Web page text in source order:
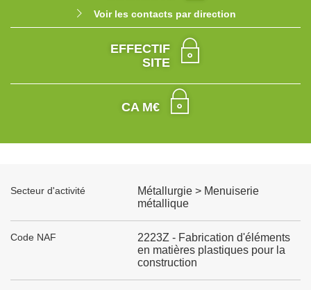
Voir les contacts par direction
EFFECTIF
SITE
CA M€
Secteur d'activité
Métallurgie > Menuiserie
métallique
Code NAF
2223Z - Fabrication d'éléments
en matières plastiques pour la
construction